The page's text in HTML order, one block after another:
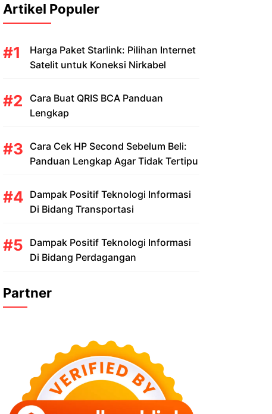
Artikel Populer
Harga Paket Starlink: Pilihan Internet
Satelit untuk Koneksi Nirkabel
Cara Buat QRIS BCA Panduan
Lengkap
Cara Cek HP Second Sebelum Beli:
Panduan Lengkap Agar Tidak Tertipu
Dampak Positif Teknologi Informasi
Di Bidang Transportasi
Dampak Positif Teknologi Informasi
Di Bidang Perdagangan
Partner